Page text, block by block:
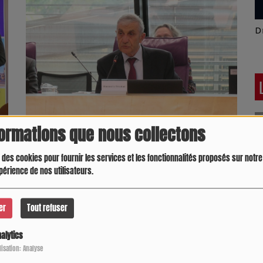
que nous collectons
des cookies pour fournir les services et les fonctionnalités proposés sur
de nos utilisateurs.
Tout refuser
Analyse
Élection de Jean-Claude Bertelli à la tête du Conseil
commenter cet article
Latino América